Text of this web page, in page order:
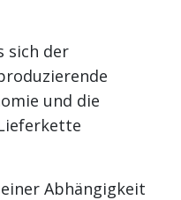
sich der
und die
Abhängigkeit